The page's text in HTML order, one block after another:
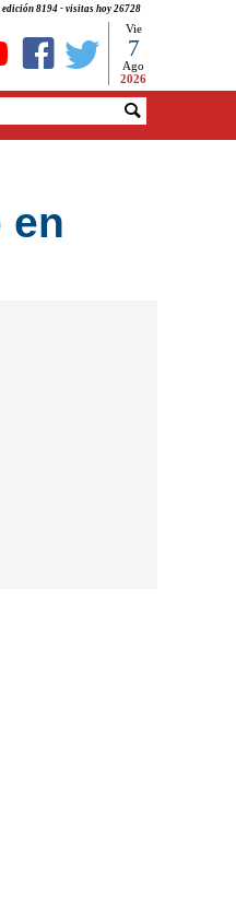
edición 8194 - visitas hoy 26728
Vie
7
Ago
2026
en